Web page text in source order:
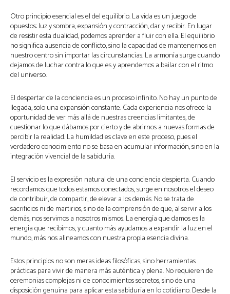
Otro principio esencial es el del equilibrio. La vida es un juego de
opuestos: luz y sombra, expansión y contracción, dar y recibir. En lugar
de resistir esta dualidad, podemos aprender a fluir con ella. El equilibrio
no significa ausencia de conflicto, sino la capacidad de mantenernos en
nuestro centro sin importar las circunstancias. La armonía surge cuando
dejamos de luchar contra lo que es y aprendemos a bailar con el ritmo
del universo.
El despertar de la conciencia es un proceso infinito. No hay un punto de
llegada, solo una expansión constante. Cada experiencia nos ofrece la
oportunidad de ver más allá de nuestras creencias limitantes, de
cuestionar lo que dábamos por cierto y de abrirnos a nuevas formas de
percibir la realidad. La humildad es clave en este proceso, pues el
verdadero conocimiento no se basa en acumular información, sino en la
integración vivencial de la sabiduría.
El servicio es la expresión natural de una conciencia despierta. Cuando
recordamos que todos estamos conectados, surge en nosotros el deseo
de contribuir, de compartir, de elevar a los demás. No se trata de
sacrificios ni de martirios, sino de la comprensión de que, al servir a los
demás, nos servimos a nosotros mismos. La energía que damos es la
energía que recibimos, y cuanto más ayudamos a expandir la luz en el
mundo, más nos alineamos con nuestra propia esencia divina.
Estos principios no son meras ideas filosóficas, sino herramientas
prácticas para vivir de manera más auténtica y plena. No requieren de
ceremonias complejas ni de conocimientos secretos, sino de una
disposición genuina para aplicar esta sabiduría en lo cotidiano. Desde la